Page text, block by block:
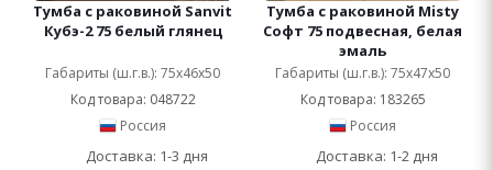
Тумба с раковиной Sanvit
Кубэ-2 75 белый глянец
Габариты (ш.г.в.): 75x46x50
Код товара: 048722
Россия
Доставка: 1-3 дня
Тумба с раковиной Misty
Софт 75 подвесная, белая
эмаль
Габариты (ш.г.в.): 75x47x50
Код товара: 183265
Россия
Доставка: 1-2 дня